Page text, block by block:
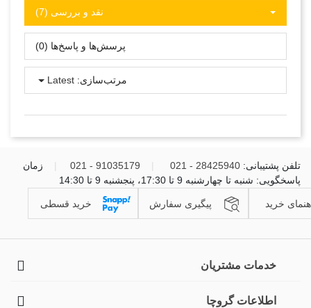
نقد و بررسی‌‌ (7)
پرسش‌ها و پاسخ‌ها (0)
مرتب‌سازی: Latest
تلفن پشتیبانی: 28425940 - 021
91035179 - 021
زمان
پاسخگویی: شنبه تا چهارشنبه 9 تا 17:30، پنجشنبه 9 تا 14:30
خرید پیگیری سفارش خرید قسطی
خدمات مشتریان
اطلاعات گروچا